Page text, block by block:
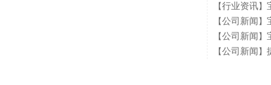
【行业资讯】
【公司新闻 】
【公司新闻 】
【公司新闻 】